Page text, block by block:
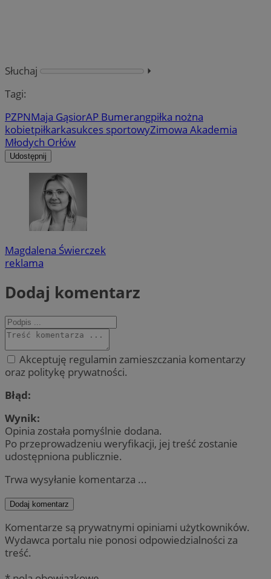
Słuchaj
⏵︎
Tagi:
PZPNMaja GąsiorAP Bumerangpiłka nożna
kobietpiłkarkasukces sportowyZimowa Akademia
Młodych Orłów
Udostępnij
Magdalena Świerczek
reklama
Dodaj komentarz
Akceptuję regulamin zamieszczania komentarzy
oraz politykę prywatności.
Błąd:
Wynik:
Opinia została pomyślnie dodana.
Po przeprowadzeniu weryfikacji, jej treść zostanie
udostępniona publicznie.
Trwa wysyłanie komentarza ...
Dodaj komentarz
Komentarze są prywatnymi opiniami użytkowników.
Wydawca portalu nie ponosi odpowiedzialności za
treść.